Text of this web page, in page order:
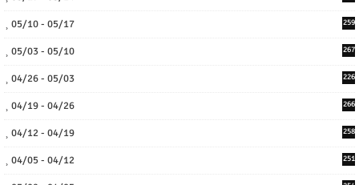
05/10 - 05/17 259
05/03 - 05/10 267
04/26 - 05/03 226
04/19 - 04/26 266
04/12 - 04/19 258
04/05 - 04/12 251